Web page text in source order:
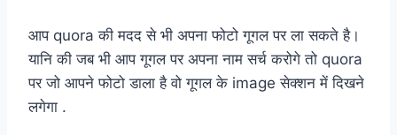
आप quora की मदद से भी अपना फोटो गूगल पर ला सकते है।
यानि की जब भी आप गूगल पर अपना नाम सर्च करोगे तो quora
पर जो आपने फोटो डाला है वो गूगल के image सेक्शन में दिखने
लगेगा .